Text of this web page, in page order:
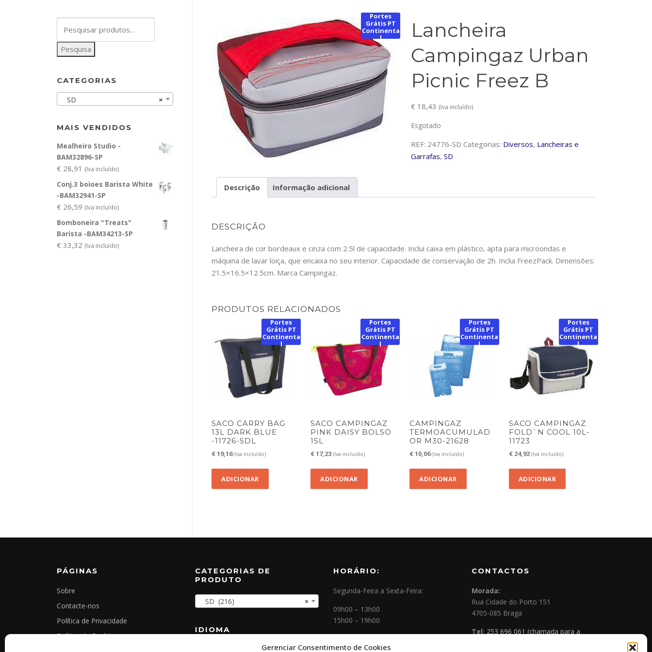
Gerenciar Consentimento de Cookies
Portes
Grátis PT
Continenta
l
Lancheira
Campingaz Urban
Picnic Freez B
€18,43 (Iva incluído)
Esgotado
REF: 24776-SD Categorias: Diversos, Lancheiras e
Garrafas, SD
Descrição Informação adicional
DESCRIÇÃO
Lancheira de cor bordeaux e cinza com 2.5l de capacidade. Inclui caixa em plástico, apta para microondas e
máquina de lavar loiça, que encaixa no seu interior. Capacidade de conservação de 2h. Inclui FreezPack. Dimensões:
21.5×16.5×12.5cm. Marca Campingaz.
PRODUTOS RELACIONADOS
Portes
Grátis PT
Continenta
l
SACO CARRY BAG
13L DARK BLUE
-11726-SDL
€19,16 (Iva incluído)
ADICIONAR
Portes
Grátis PT
Continenta
l
SACO CAMPINGAZ
PINK DAISY BOLSO
15L
€17,23 (Iva incluído)
ADICIONAR
Portes
Grátis PT
Continenta
l
CAMPINGAZ
TERMOACUMULAD
OR M30-21628
€10,06 (Iva incluído)
ADICIONAR
Portes
Grátis PT
Continenta
l
SACO CAMPINGAZ
FOLD`N COOL 10L-
11723
€24,92 (Iva incluído)
ADICIONAR
por:
Pesquisa
CATEGORIAS
×
SD
MAIS VENDIDOS
Mealheiro Studio -
BAM32896-SP
€ 28,91 (Iva incluído)
Conj.3 boioes Barista White
-BAM32941-SP
€ 26,59 (Iva incluído)
Bomboneira "Treats"
Barista -BAM34213-SP
€ 33,32 (Iva incluído)
PÁGINAS
Sobre
Contacte-nos
Política de Privacidade
Política de Cookies
CATEGORIAS DE
PRODUTO
×
SD (216)
IDIOMA
HORÁRIO:
Segunda-Feira a Sexta-Feira:
09h00 – 13h00
15h00 – 19h00
CONTACTOS
Morada:
Rua Cidade do Porto 151
4705-085 Braga
Tel: 253 696 061 (chamada para a